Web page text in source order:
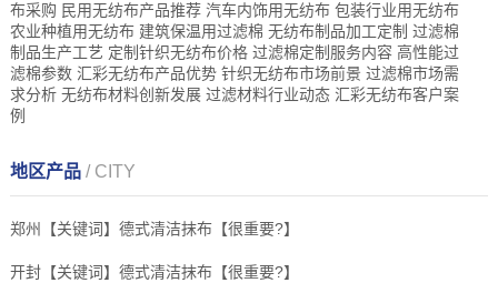
布采购 民用无纺布产品推荐 汽车内饰用无纺布 包装行业用无纺布
农业种植用无纺布 建筑保温用过滤棉 无纺布制品加工定制 过滤棉
制品生产工艺 定制针织无纺布价格 过滤棉定制服务内容 高性能过
滤棉参数 汇彩无纺布产品优势 针织无纺布市场前景 过滤棉市场需
求分析 无纺布材料创新发展 过滤材料行业动态 汇彩无纺布客户案
例
地区产品 / CITY
郑州【关键词】德式清洁抹布【很重要?】
开封【关键词】德式清洁抹布【很重要?】